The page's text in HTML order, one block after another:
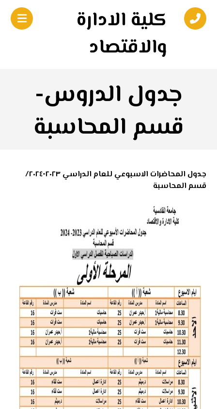
كلية الادارة
والاقتصاد
جدول الدروس-
قسم المحاسبة
جدول المحاضرات الاسبوعي للعام الدراسي ٢٠٢٣-٢٠٢٤/
قسم المحاسبة